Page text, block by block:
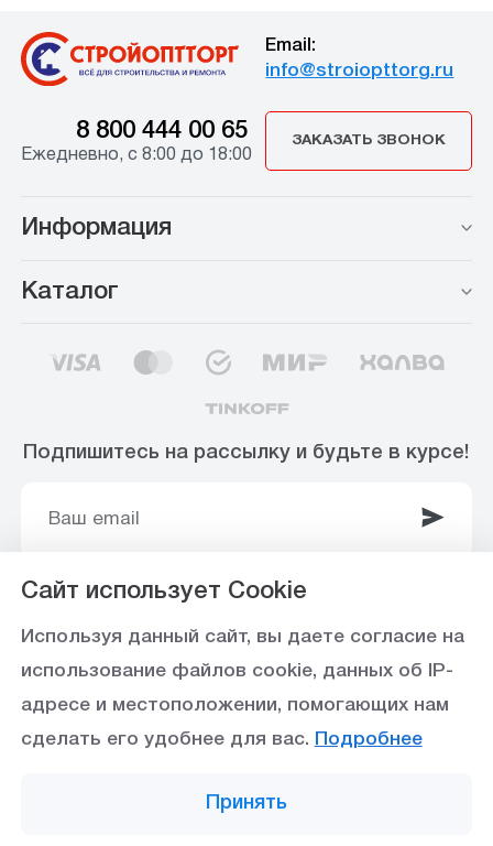
Email:
info@stroiopttorg.ru
8 800 444 00 65
Ежедневно, с 8:00 до 18:00
ЗАКАЗАТЬ ЗВОНОК
Информация
Каталог
Подпишитесь на рассылку и будьте в курсе!
Ставропольское отделение №5230 ПАО Сбербанк,
БИК 040702615
Сайт использует Cookie
Используя данный сайт, вы даете согласие на
использование файлов cookie, данных об IP-
адресе и местоположении, помогающих нам
сделать его удобнее для вас. Подробнее
Принять